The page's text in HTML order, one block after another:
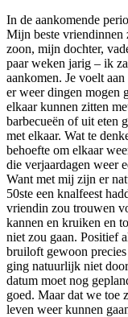
In de aankomende
Mijn beste vriendinnen
zoon, mijn dochter,
paar weken jarig – ik
aankomen. Je voelt
er weer dingen mogen
elkaar kunnen zitten
barbecueën of uit eten
met elkaar. Wat te
behoefte om elkaar
die verjaardagen weer
Want met mij zijn er
50ste een knalfeest
vriendin zou trouwen
kannen en kruiken en
niet zou gaan. Positief
bruiloft gewoon
ging natuurlijk niet
datum moet nog
goed. Maar dat we toe
leven weer kunnen